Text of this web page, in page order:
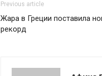
Previous article
Жара в Греции поставила
рекорд